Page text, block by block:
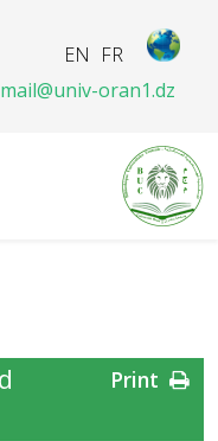
FR
EN
mail@univ-oran1.dz